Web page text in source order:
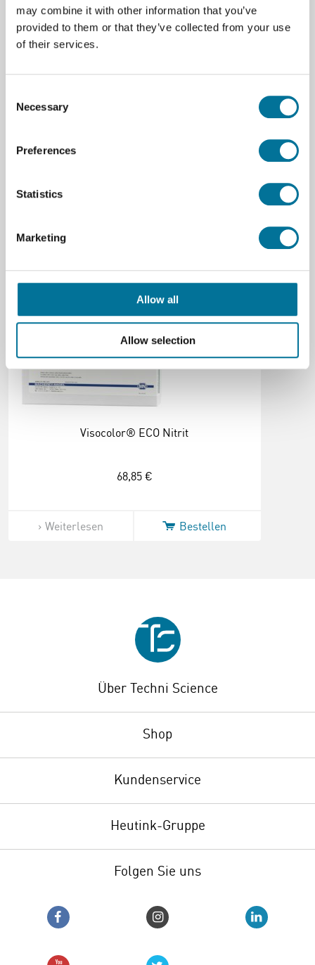
may combine it with other information that you’ve
provided to them or that they’ve collected from your use
of their services.
Selection
Necessary
Preferences
Statistics
Marketing
Allow all
Allow selection
Spezifikationen
Downloads
105226 - 931244_de-de_ghs.pdf
Visocolor® ECO Nitrit
68,85 €
Weiterlesen Bestellen
Über Techni Science
Shop
Kundenservice
Heutink-Gruppe
Folgen Sie uns